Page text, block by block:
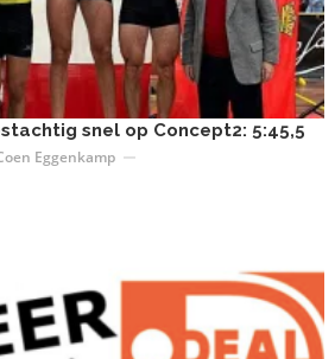
snel op Concept2: 5:45,5
Eggenkamp